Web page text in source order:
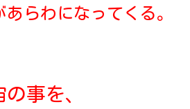
らわになってくる。
事を、